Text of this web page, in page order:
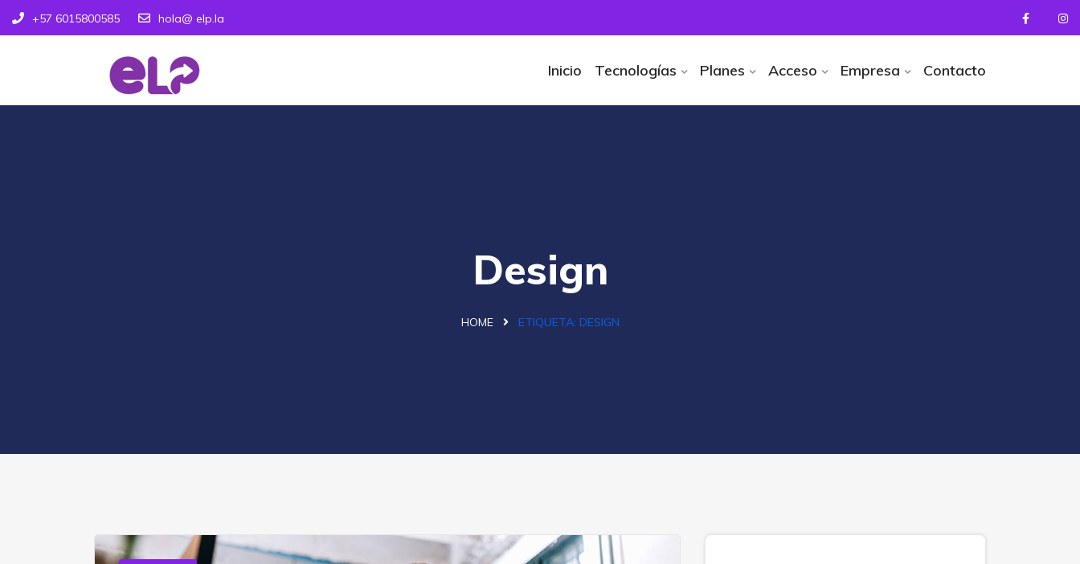
+57 6015800585 hola@ elp.la
Inicio Tecnologías Planes Acceso Empresa Contacto
Design
HOME ETIQUETA: DESIGN